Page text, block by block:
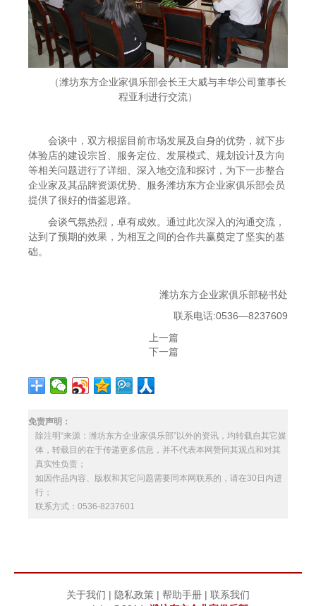
（潍坊东方企业家俱乐部会长王大威与丰华公司董事长
程亚利进行交流）
会谈中，双方根据目前市场发展及自身的优势，就下步
体验店的建设宗旨、服务定位、发展模式、规划设计及方向
等相关问题进行了详细、深入地交流和探讨，为下一步整合
企业家及其品牌资源优势、服务潍坊东方企业家俱乐部会员
提供了很好的借鉴思路。
会谈气氛热烈，卓有成效。通过此次深入的沟通交流，
达到了预期的效果，为相互之间的合作共赢奠定了坚实的基
础。
潍坊东方企业家俱乐部秘书处
联系电话:0536—8237609
上一篇
下一篇
免责声明：
除注明“来源：潍坊东方企业家俱乐部”以外的资讯，均转载自其它媒
体，转载目的在于传递更多信息，并不代表本网赞同其观点和对其
真实性负责；
如因作品内容、版权和其它问题需要同本网联系的，请在30日内进
行；
联系方式：0536-8237601
关于我们 | 隐私政策 | 帮助手册 | 联系我们